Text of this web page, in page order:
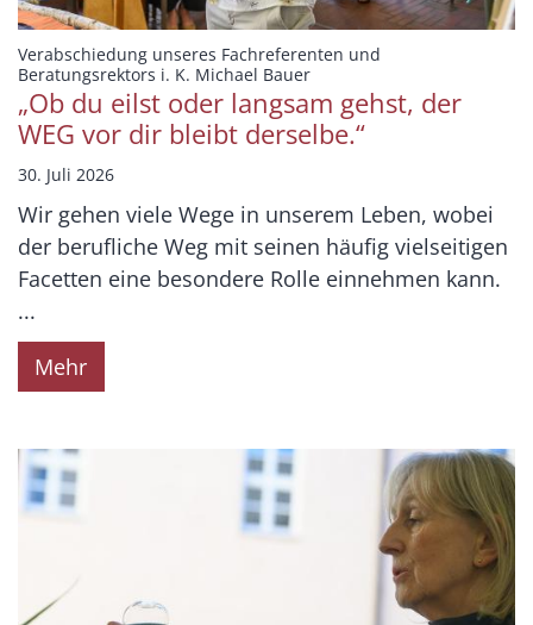
Verabschiedung unseres Fachreferenten und
Beratungsrektors i. K. Michael Bauer:
„Ob du eilst oder langsam gehst, der
WEG vor dir bleibt derselbe.“
30. Juli 2026
Wir gehen viele Wege in unserem Leben, wobei
der berufliche Weg mit seinen häufig vielseitigen
Facetten eine besondere Rolle einnehmen kann.
...
Mehr